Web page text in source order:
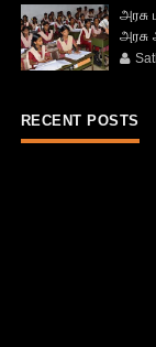
அரசு
RECENT POSTS